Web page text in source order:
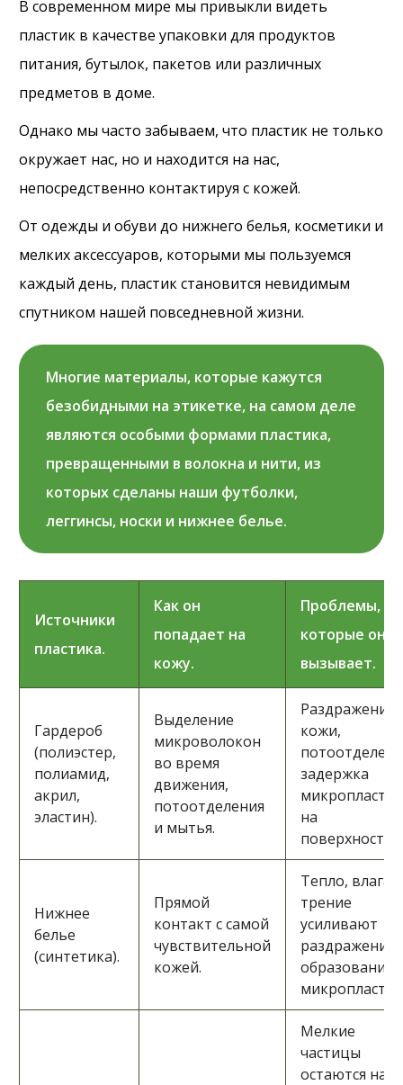
В современном мире мы привыкли видеть
пластик в качестве упаковки для продуктов
питания, бутылок, пакетов или различных
предметов в доме.
Однако мы часто забываем, что пластик не только
окружает нас, но и находится на нас,
непосредственно контактируя с кожей.
От одежды и обуви до нижнего белья, косметики и
мелких аксессуаров, которыми мы пользуемся
каждый день, пластик становится невидимым
спутником нашей повседневной жизни.
Многие материалы, которые кажутся
безобидными на этикетке, на самом деле
являются особыми формами пластика,
превращенными в волокна и нити, из
которых сделаны наши футболки,
леггинсы, носки и нижнее белье.
Источники
пластика.
Как он
попадает на
кожу.
Проблемы,
которые он
вызывает.
Гардероб
(полиэстер,
полиамид,
акрил,
эластин).
Выделение
микроволокон
во время
движения,
потоотделения
и мытья.
Раздражение
кожи,
задержка
на
поверхности.
Нижнее
белье
(синтетика).
Прямой
контакт с самой
чувствительной
кожей.
Тепло, влага и
трение
усиливают
раздражение
образование
Мелкие
частицы
остаются на